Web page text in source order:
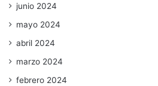
junio 2024
mayo 2024
abril 2024
marzo 2024
febrero 2024